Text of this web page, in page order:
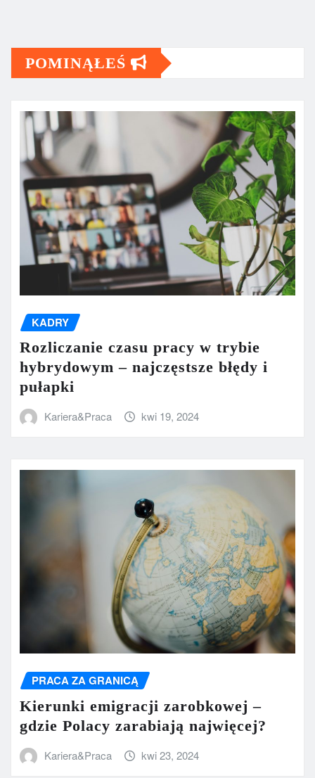
POMINĄŁEŚ
KADRY
Rozliczanie czasu pracy w trybie
hybrydowym – najczęstsze błędy i
pułapki
Kariera&Praca kwi 19, 2024
PRACA ZA GRANICĄ
Kierunki emigracji zarobkowej –
gdzie Polacy zarabiają najwięcej?
Kariera&Praca kwi 23, 2024